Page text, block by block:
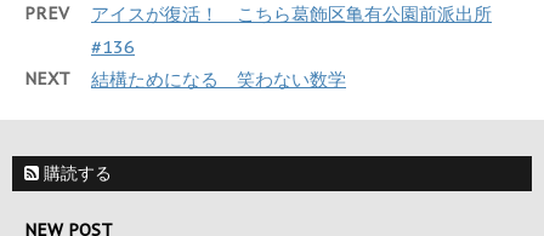
PREV
アイスが復活！ こちら葛飾区亀有公園前派出所
#136
NEXT 結構ためになる 笑わない数学
購読する
NEW POST